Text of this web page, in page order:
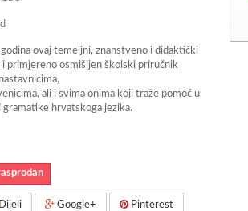
ovaj temeljni, znanstveno i didaktički
i primjereno osmišljen školski priručnik
ali i svima onima koji traže pomoć u
gramatike hrvatskoga jezika.
Dijeli Google+ Pinterest